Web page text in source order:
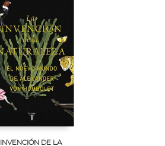
INVENCIÓN DE LA